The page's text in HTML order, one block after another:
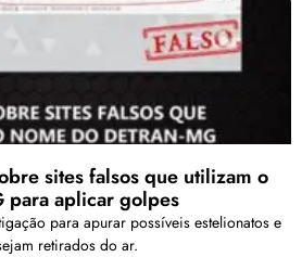
sites falsos que utilizam o
para aplicar golpes
para apurar possíveis estelionatos e
retirados do ar.